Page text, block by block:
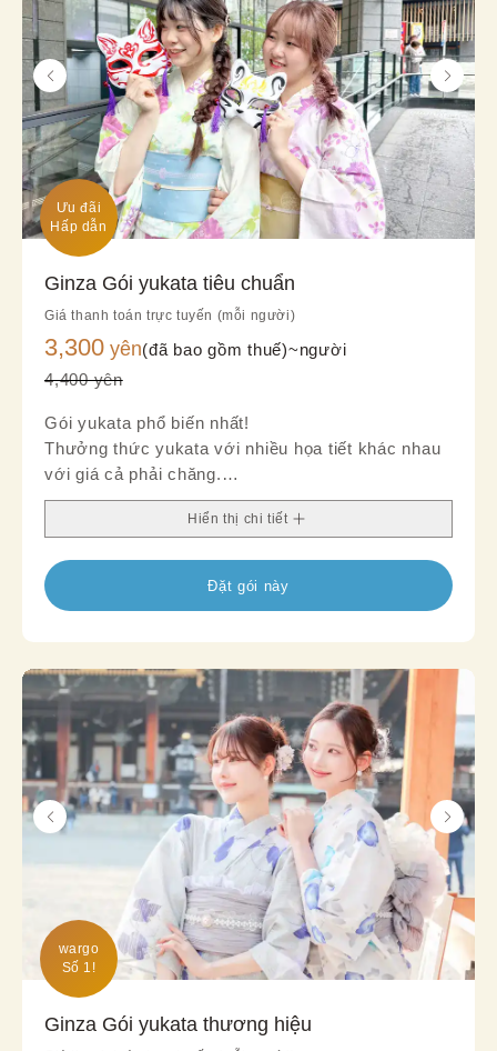
Ưu đãi
Hấp dẫn
Ginza Gói yukata tiêu chuẩn
Giá thanh toán trực tuyến (mỗi người)
3,300 yên(đã bao gồm thuế)~người
4,400 yên
Gói yukata phổ biến nhất!
Thưởng thức yukata với nhiều họa tiết khác nhau
với giá cả phải chăng.
Phù hợp cho lễ hội mùa hè cũng như đi dạo trong
Hiển thị chi tiết
Đặt gói này
wargo
Số 1!
Ginza Gói yukata thương hiệu